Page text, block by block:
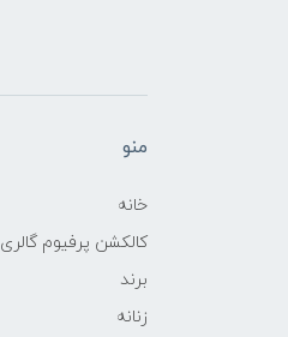
منو
خانه
کالکشن پرفیوم گالری
برند
زنانه